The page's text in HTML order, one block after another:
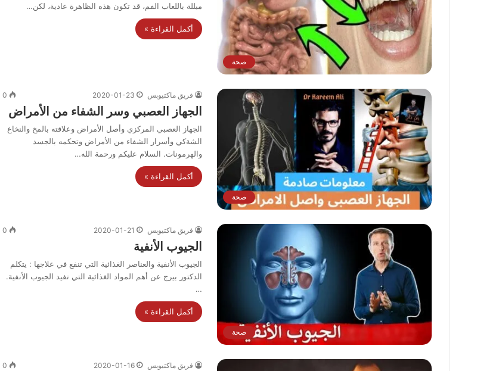
صحة
مبللة باللعاب الفم، قد تكون هذه الظاهرة عادية، لكن…
أكمل القراءة »
صحة
فريق ماكتيوبس 2020-01-23
0
الجهاز العصبي وسر الشفاء من الأمراض
الجهاز العصبي المركزي وأصل الأمراض وعلاقته بالمخ والنخاع
الشةكي وأسرار الشفاء من الأمراض وتحكمه بالجسد
والهرمونات. السلام عليكم ورحمة الله…
أكمل القراءة »
صحة
فريق ماكتيوبس 2020-01-21
0
الجيوب الأنفية
الجيوب الأنفية والعناصر الغذائية التي تنفع في علاجها : يتكلم
الدكتور بيرج عن أهم المواد الغذائية التي تفيد الجيوب الأنفية.
…
أكمل القراءة »
فريق ماكتيوبس 2020-01-16
0